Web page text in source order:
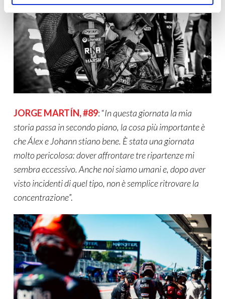
JORGE MARTÍN, #89: “In questa giornata la mia
storia passa in secondo piano, la cosa più importante è
che Álex e Johann stiano bene. È stata una giornata
molto pericolosa: dover affrontare tre ripartenze mi
sembra eccessivo. Anche noi siamo umani e, dopo aver
visto incidenti di quel tipo, non è semplice ritrovare la
concentrazione”.